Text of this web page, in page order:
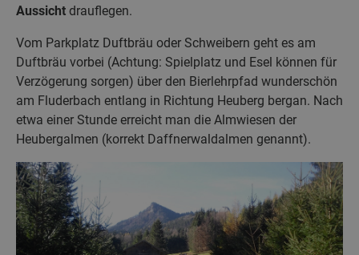
Aussicht drauflegen.
Vom Parkplatz Duftbräu oder Schweibern geht es am
Duftbräu vorbei (Achtung: Spielplatz und Esel können für
Verzögerung sorgen) über den Bierlehrpfad wunderschön
am Fluderbach entlang in Richtung Heuberg bergan. Nach
etwa einer Stunde erreicht man die Almwiesen der
Heubergalmen (korrekt Daffnerwaldalmen genannt).